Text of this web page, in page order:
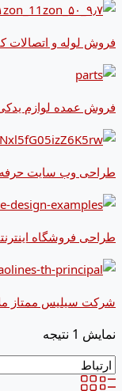
فروش لوله و اتصالات
فروش عمده لوازم
طراحی وب سایت حرفه
طراحی فروشگاه اینترنتی
شرکت سیلیس ممتاز
نمایش 1 نتیجه